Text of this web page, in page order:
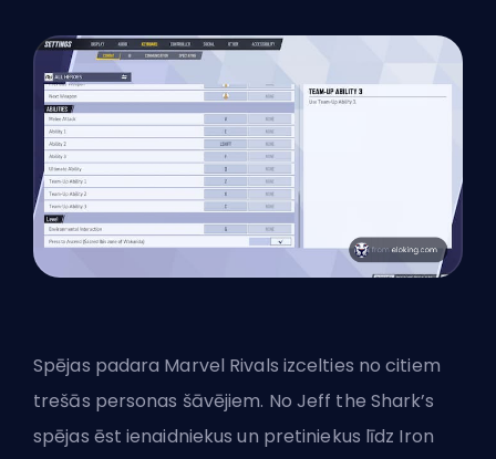
Spējas padara Marvel Rivals izcelties no citiem
trešās personas šāvējiem. No Jeff the Shark’s
spējas ēst ienaidniekus un pretiniekus līdz Iron